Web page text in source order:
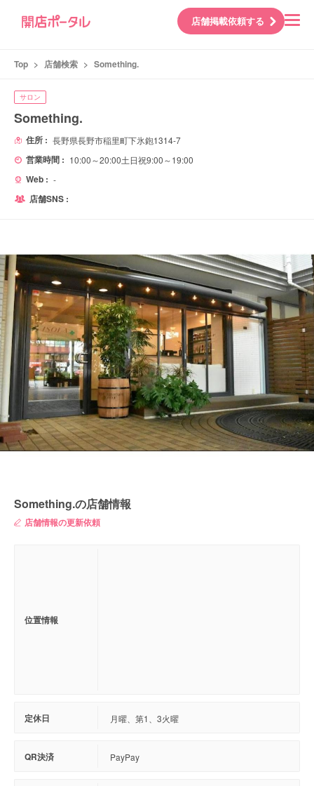
店舗掲載依頼する
Top > 店舗検索 > Something.
サロン
Something.
住所 : 長野県長野市稲里町下氷鉋1314-7
営業時間 : 10:00～20:00土日祝9:00～19:00
Web : -
店舗SNS :
Something.の店舗情報
店舗情報の更新依頼
位置情報
定休日 月曜、第1、3火曜
QR決済 PayPay